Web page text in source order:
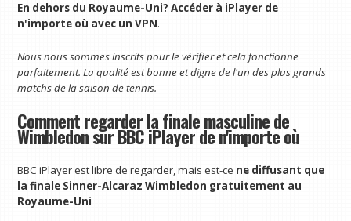
En dehors du Royaume-Uni?Accéder à iPlayer de
n'importe où avec un VPN.
Nous nous sommes inscrits pour le vérifier et cela fonctionne
parfaitement. La qualité est bonne et digne de l'un des plus grands
matchs de la saison de tennis.
Comment regarder la finale masculine de
Wimbledon sur BBC iPlayer de n'importe où
BBC iPlayer est libre de regarder, mais est-ce ne diffusant que
la finale Sinner-Alcaraz Wimbledon gratuitement au
Royaume-Uni